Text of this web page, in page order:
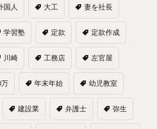
国人 大工 妻を社長
学習塾 定款 定款作成
川崎 工務店 左官屋
年末年始 幼児教室
建設業 弁護士 弥生